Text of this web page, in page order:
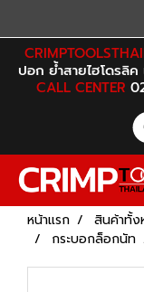
ปอก ย้ำสายไฮโดรลิ
CALL CENTER
หน้าแรก สินค้าทั้
กระบอกล็อกนัท